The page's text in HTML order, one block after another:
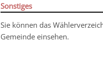
Sonstiges
Sie können das
Gemeinde einsehen.